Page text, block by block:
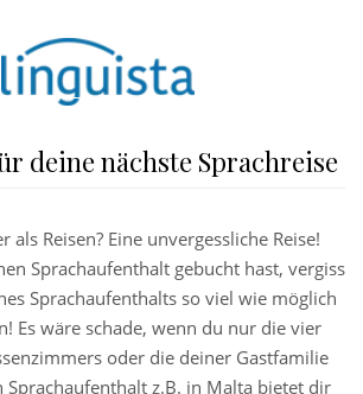
deine nächste Sprachreise
als Reisen? Eine unvergessliche Reise!
Sprachaufenthalt gebucht hast, vergiss
Sprachaufenthalts so viel wie möglich
Es wäre schade, wenn du nur die vier
oder die deiner Gastfamilie
Sprachaufenthalt z.B. in Malta bietet dir